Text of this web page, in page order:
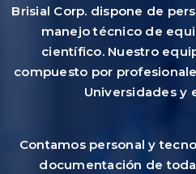
Brisial Corp. dispone de
manejo técnico de
científico. Nuestro
compuesto por
Universidades y
Contamos personal y
documentación de